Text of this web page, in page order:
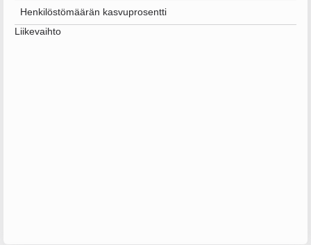
Henkilöstömäärän kasvuprosentti
Liikevaihto